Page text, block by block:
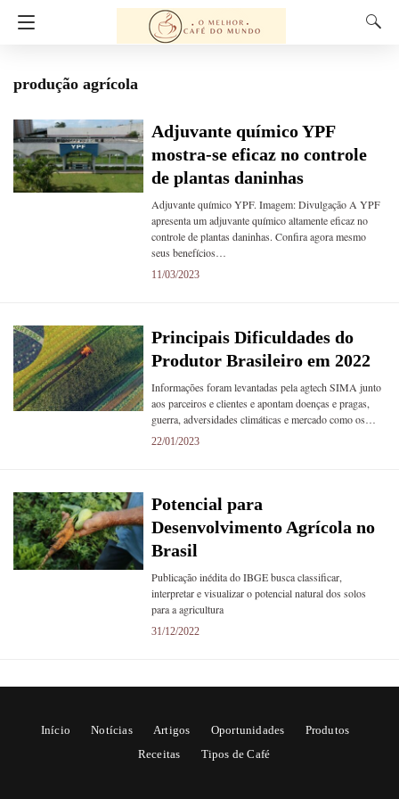
produção agrícola
Adjuvante químico YPF
mostra-se eficaz no controle
de plantas daninhas
Adjuvante químico YPF. Imagem: Divulgação A YPF
apresenta um adjuvante químico altamente eficaz no
controle de plantas daninhas. Confira agora mesmo
seus benefícios…
11/03/2023
Principais Dificuldades do
Produtor Brasileiro em 2022
Informações foram levantadas pela agtech SIMA junto
aos parceiros e clientes e apontam doenças e pragas,
guerra, adversidades climáticas e mercado como os…
22/01/2023
Potencial para
Desenvolvimento Agrícola no
Brasil
Publicação inédita do IBGE busca classificar,
interpretar e visualizar o potencial natural dos solos
para a agricultura
31/12/2022
Início Notícias Artigos Oportunidades
Produtos
Receitas
Tipos de Café